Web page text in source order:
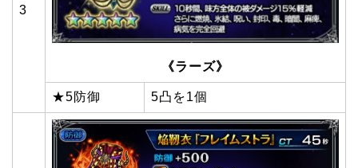
3
《ラーズ》
★5防御 5凸を1個